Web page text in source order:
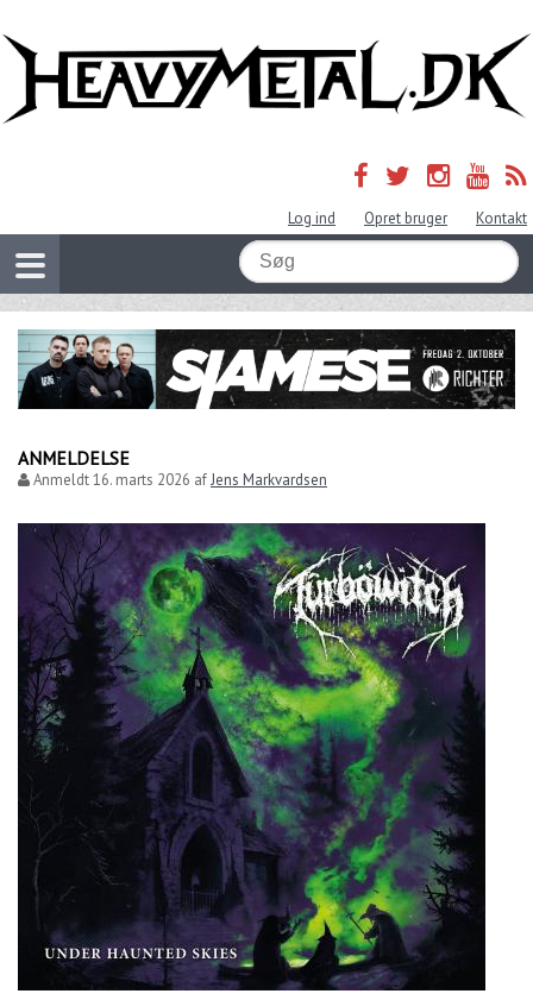
Log ind Opret bruger Kontakt
ANMELDELSE
Anmeldt16. marts 2026 afJens Markvardsen